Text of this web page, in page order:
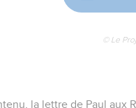
© Le
la lettre de Paul